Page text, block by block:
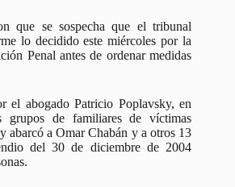
que se sospecha que el tribunal
lo decidido este miércoles por la
Penal antes de ordenar medidas
el abogado Patricio Poplavsky, en
de familiares de víctimas
abarcó a Omar Chabán y a otros 13
del 30 de diciembre de 2004